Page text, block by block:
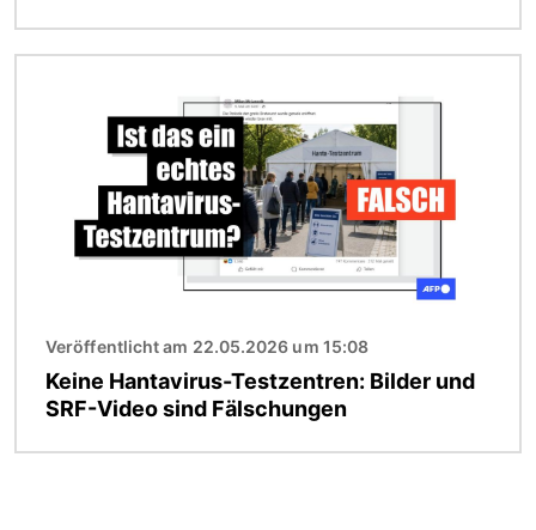
Veröffentlicht am 22.05.2026 um 15:08
Keine Hantavirus-Testzentren: Bilder und
SRF-Video sind Fälschungen